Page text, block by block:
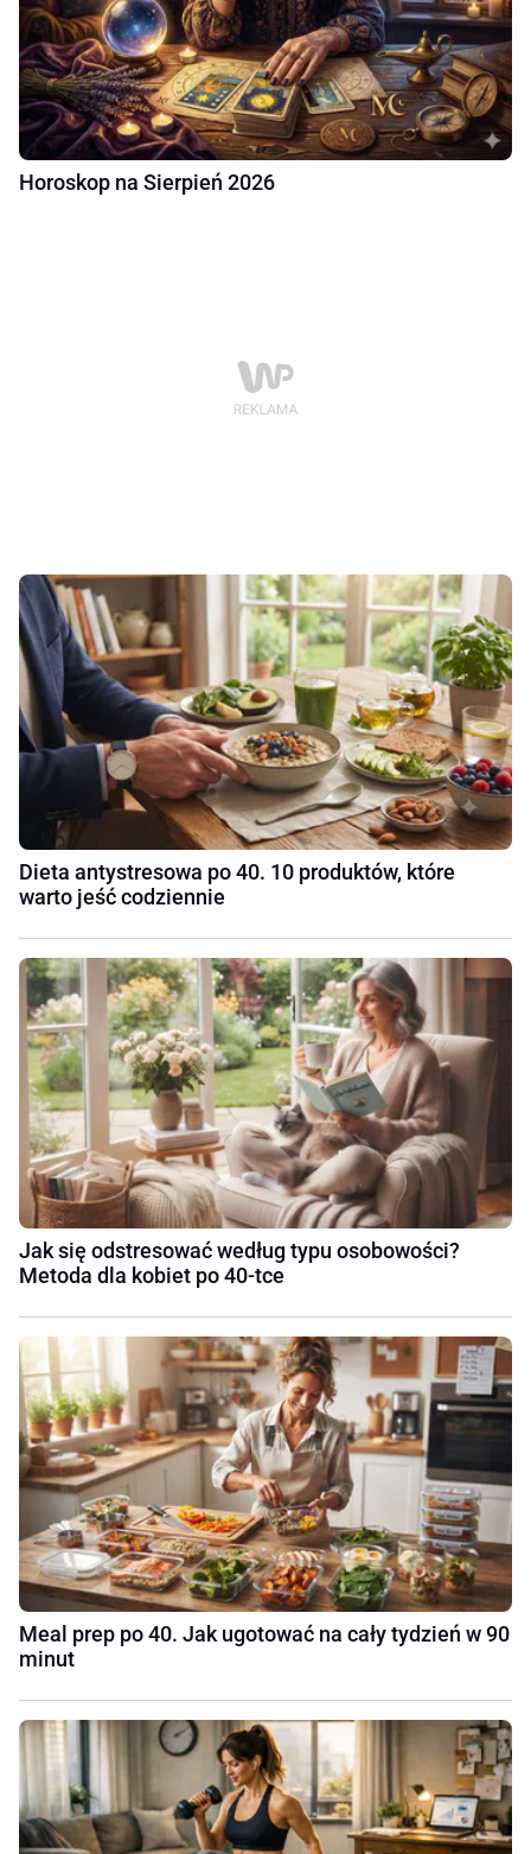
Horoskop na Sierpień 2026
Dieta antystresowa po 40. 10 produktów, które
warto jeść codziennie
Jak się odstresować według typu osobowości?
Metoda dla kobiet po 40-tce
Meal prep po 40. Jak ugotować na cały tydzień w 90
minut